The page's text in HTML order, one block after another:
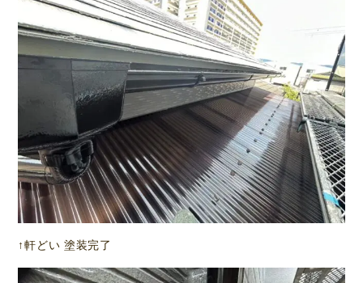
↑軒どい 塗装完了